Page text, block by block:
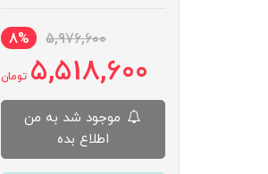
5,976,600
8%
5,518,600 تومان
موجود شد به من
اطلاع بده